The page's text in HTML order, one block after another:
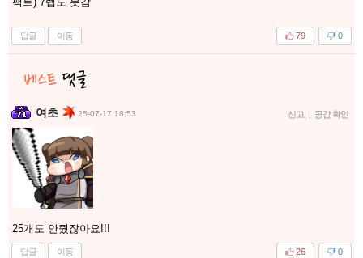
답글 이동 0
79
여초 25-07-17 18:53 신고 | 공감 확인
25개도 안줬잖아요!!!
답글 이동 0
26